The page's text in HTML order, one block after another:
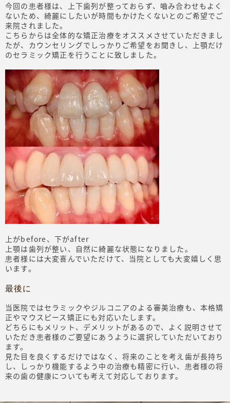
今回の患者様は、上下歯列が整っておらず、嚙み合わせもよく
ないため、綺麗にしたいが時間もかけたくないとのご希望でご
来院されました。
こちらからは全体的な矯正治療をオススメさせていただきまし
たが、カウンセリングでしっかりご希望をお聞きし、上顎だけ
のセラミック矯正を行うことに致しました。
上がbefore、下がafter
上顎は歯列が整い、自然に綺麗な状態になりました。
患者様には大変喜んでいただけて、当院としても大変嬉しく思
います。
最後に
当医院ではセラミックやジルコニアのよる審美治療も、本格矯
正やマウスピース矯正にも対応いたします。
どちらにもメリット、デメリットがあるので、よく説明させて
いただき患者様のご要望にあうように選択していただいており
ます。
見た目を良くするだけではなく、将来のことを考え歯が長持ち
し、しっかり機能するよう中の治療も精密に行い、患者様の将
来の歯の健康についても考えて対応しております。